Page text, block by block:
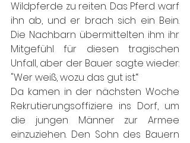
Wildpferde zu reiten. Das Pferd warf
ihn ab, und er brach sich ein Bein.
Die Nachbarn übermittelten ihm ihr
Mitgefühl für diesen tragischen
Unfall, aber der Bauer sagte wieder:
"Wer weiß, wozu das gut ist.“
Da kamen in der nächsten Woche
Rekrutierungsoffiziere ins Dorf, um
die jungen Männer zur Armee
einzuziehen. Den Sohn des Bauern